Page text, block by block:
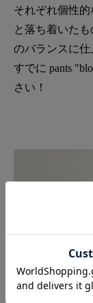
それぞれ個性
と落ち着いた
のバランスに仕
すでに pants
さい！